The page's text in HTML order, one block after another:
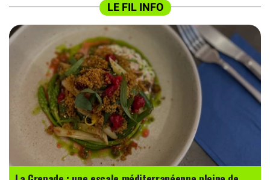
LE FIL INFO